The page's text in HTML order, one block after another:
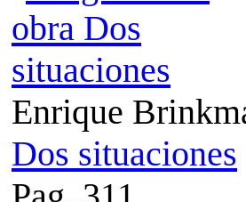
Enrique
Dos situaciones